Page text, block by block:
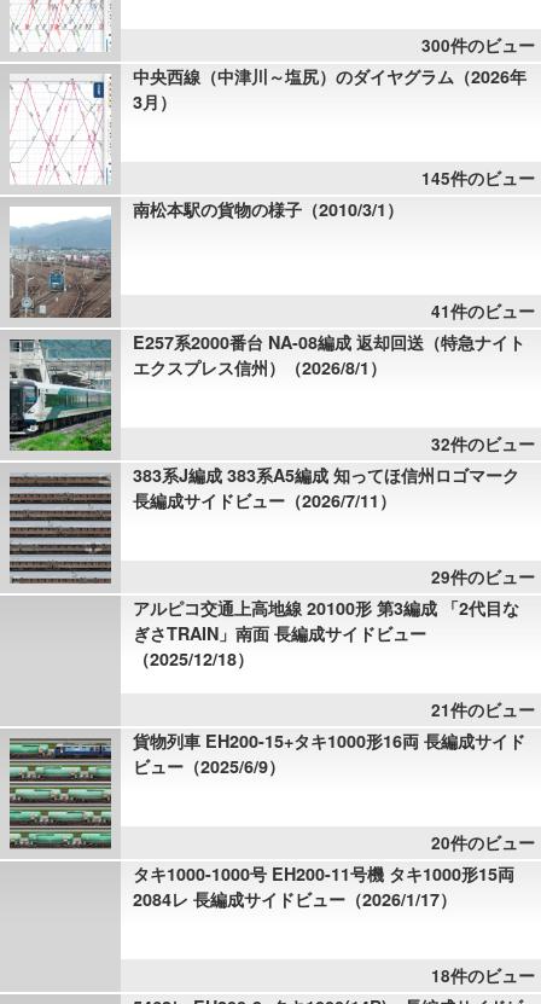
300件のビュー
中央西線（中津川～塩尻）のダイヤグラム（2026年
3月）
145件のビュー
南松本駅の貨物の様子（2010/3/1）
41件のビュー
E257系2000番台 NA-08編成 返却回送（特急ナイト
エクスプレス信州）（2026/8/1）
32件のビュー
383系J編成 383系A5編成 知ってほ信州ロゴマーク
長編成サイドビュー（2026/7/11）
29件のビュー
アルピコ交通上高地線 20100形 第3編成 「2代目な
ぎさTRAIN」南面 長編成サイドビュー
（2025/12/18）
21件のビュー
貨物列車 EH200-15+タキ1000形16両 長編成サイド
ビュー（2025/6/9）
20件のビュー
タキ1000-1000号 EH200-11号機 タキ1000形15両
2084レ 長編成サイドビュー（2026/1/17）
18件のビュー